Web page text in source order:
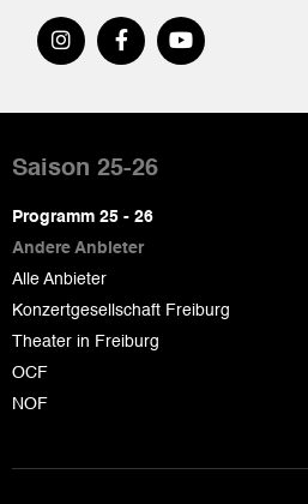
de
page
Saison 25-26
Programm 25 - 26
Andere Anbieter
Alle Anbieter
Konzertgesellschaft Freiburg
Theater in Freiburg
OCF
NOF